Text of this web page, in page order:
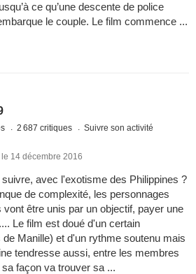
ce qu’une descente de police
le couple. Le film commence ...
2 687 critiques Suivre son activité
14 décembre 2016
avec l'exotisme des Philippines ?
de complexité, les personnages
être unis par un objectif, payer une
Le film est doué d'un certain
Manille) et d'un rythme soutenu mais
tendresse aussi, entre les membres
façon va trouver sa ...